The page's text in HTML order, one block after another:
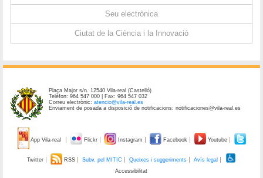
Seu electrònica
Ciutat de la Ciència i la Innovació
Plaça Major s/n. 12540 Vila-real (Castelló)
Telèfon: 964 547 000 | Fax: 964 547 032
Correu electrònic:atencio@vila-real.es
Enviament de posada a disposició de notificacions: notificaciones@vila-real.es
App Vila-real Flickr Instagram Facebook Youtube
Twitter RSS Subv. pel MITIC Queixes i suggeriments
Avís legal
Accessibilitat